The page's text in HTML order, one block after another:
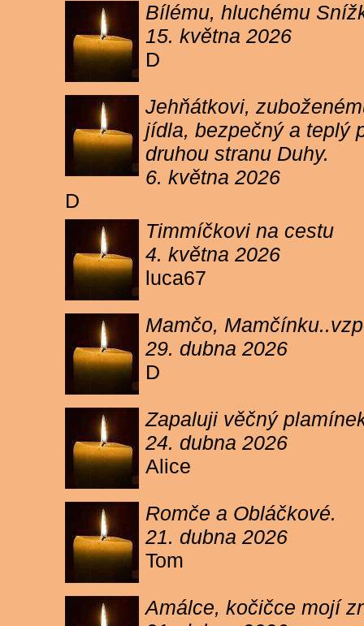
Bílému, hluchému
15. května 2026
D
Jehňátkovi,
jídla, bezpečný a teplý
druhou stranu Duhy.
6. května 2026
D
Timmíčkovi na cestu
4. května 2026
luca67
Mamčo,
29. dubna 2026
D
Zapaluji věčný
24. dubna 2026
Alice
Romče a Obláčkové.
21. dubna 2026
Tom
Amálce, kočičce mojí